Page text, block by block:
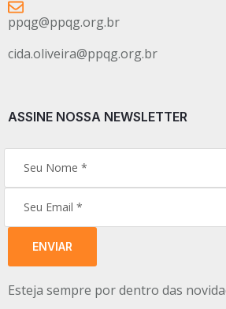
ppqg@ppqg.org.br
cida.oliveira@ppqg.org.br
ASSINE NOSSA NEWSLETTER
ENVIAR
Esteja sempre por dentro das